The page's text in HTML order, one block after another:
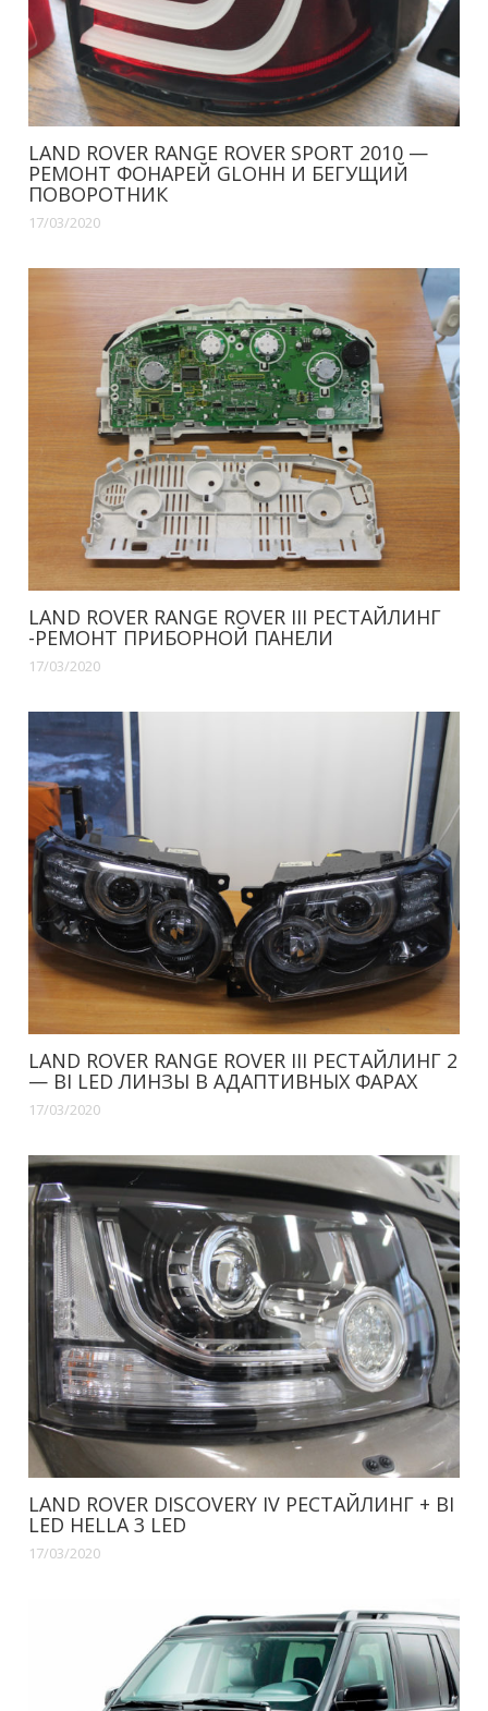
LAND ROVER RANGE ROVER SPORT 2010 —
РЕМОНТ ФОНАРЕЙ GLOHH И БЕГУЩИЙ
ПОВОРОТНИК
17/03/2020
LAND ROVER RANGE ROVER III РЕСТАЙЛИНГ
-РЕМОНТ ПРИБОРНОЙ ПАНЕЛИ
17/03/2020
LAND ROVER RANGE ROVER III РЕСТАЙЛИНГ 2
— BI LED ЛИНЗЫ В АДАПТИВНЫХ ФАРАХ
17/03/2020
LAND ROVER DISCOVERY IV РЕСТАЙЛИНГ + BI
LED HELLA 3 LED
17/03/2020